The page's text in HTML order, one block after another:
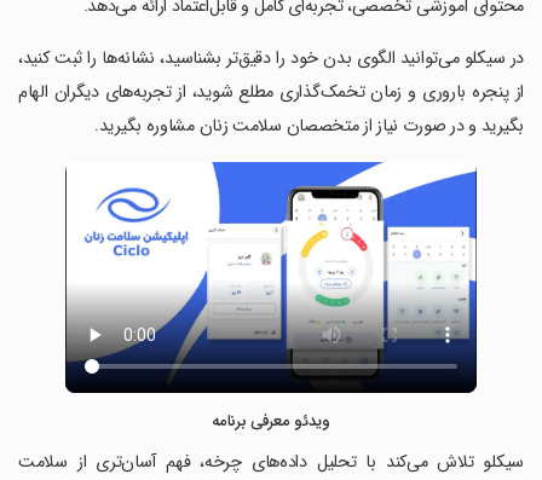
محتوای آموزشی تخصصی، تجربه‌ای کامل و قابل‌اعتماد ارائه می‌دهد.
‏در سیکلو می‌توانید الگوی بدن خود را دقیق‌تر بشناسید، نشانه‌ها را ثبت کنید،
از پنجره باروری و زمان تخمک‌گذاری مطلع شوید، از تجربه‌های دیگران الهام
بگیرید و در صورت نیاز از متخصصان سلامت زنان مشاوره بگیرید.
ویدئو معرفی برنامه
‏سیکلو تلاش می‌کند با تحلیل داده‌های چرخه، فهم آسان‌تری از سلامت